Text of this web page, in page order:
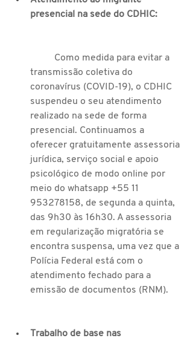
presencial na sede do CDHIC:
transmissão coletiva do
coronavírus (COVID-19), o CDHIC
suspendeu o seu atendimento
realizado na sede de forma
presencial. Continuamos a
oferecer gratuitamente assessoria
jurídica, serviço social e apoio
psicológico de modo online por
meio do whatsapp +55 11
953278158, de segunda a quinta,
das 9h30 às 16h30. A assessoria
em regularização migratória se
encontra suspensa, uma vez que a
Polícia Federal está com o
atendimento fechado para a
emissão de documentos (RNM).
Trabalho de base nas